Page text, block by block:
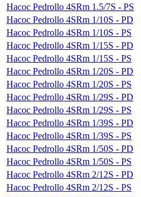
Насос Pedrollo 4SRm 1.5/7S - PS
Насос Pedrollo 4SRm 1/10S - PD
Насос Pedrollo 4SRm 1/10S - PS
Насос Pedrollo 4SRm 1/15S - PD
Насос Pedrollo 4SRm 1/15S - PS
Насос Pedrollo 4SRm 1/20S - PD
Насос Pedrollo 4SRm 1/20S - PS
Насос Pedrollo 4SRm 1/29S - PD
Насос Pedrollo 4SRm 1/29S - PS
Насос Pedrollo 4SRm 1/39S - PD
Насос Pedrollo 4SRm 1/39S - PS
Насос Pedrollo 4SRm 1/50S - PD
Насос Pedrollo 4SRm 1/50S - PS
Насос Pedrollo 4SRm 2/12S - PD
Насос Pedrollo 4SRm 2/12S - PS